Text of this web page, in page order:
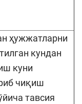
ҳужжатларни
кундан
куни
чиқиш
тавсия